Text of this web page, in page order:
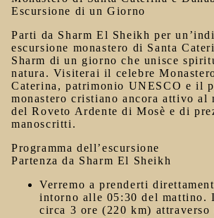
Escursione di un Giorno
Parti da Sharm El Sheikh per
escursione monastero di Santa
Sharm di un giorno che unisce
natura. Visiterai il celebre
Caterina , patrimonio UNESCO e il
monastero cristiano ancora attivo al
del Roveto Ardente di Mosè e di
manoscritti.
Programma dell’escursione
Partenza da Sharm El Sheikh
Verremo a prenderti
intorno alle 05:30 del mattino.
circa 3 ore (220 km) attraverso